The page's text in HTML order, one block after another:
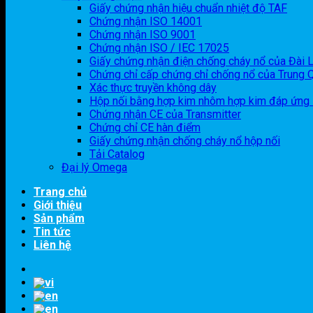
Giấy chứng nhận hiệu chuẩn nhiệt độ TAF
Chứng nhận ISO 14001
Chứng nhận ISO 9001
Chứng nhận ISO / IEC 17025
Giấy chứng nhận điện chống cháy nổ của Đài
Chứng chỉ cấp chứng chỉ chống nổ của Trung
Xác thực truyền không dây
Hộp nối bằng hợp kim nhôm hợp kim đáp ứng
Chứng nhận CE của Transmitter
Chứng chỉ CE hàn điểm
Giấy chứng nhận chống cháy nổ hộp nối
Tải Catalog
Đại lý Omega
Trang chủ
Giới thiệu
Sản phẩm
Tin tức
Liên hệ